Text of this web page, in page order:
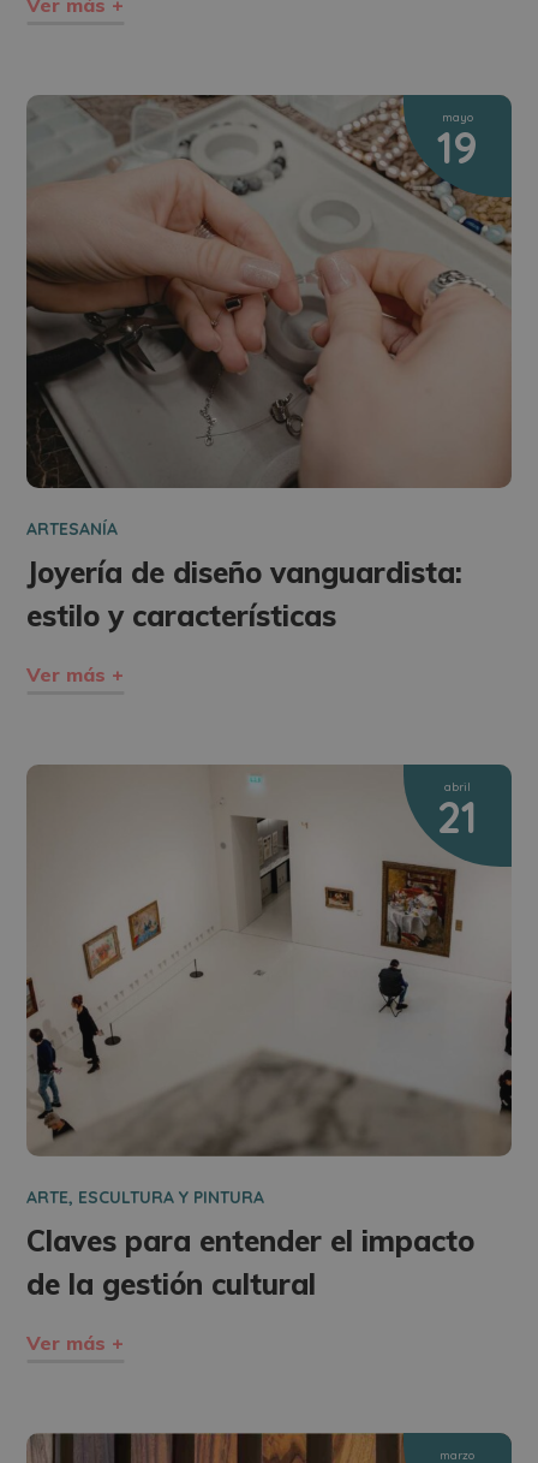
Ver más +
mayo
19
ARTESANÍA
Joyería de diseño vanguardista:
estilo y características
Ver más +
abril
21
ARTE, ESCULTURA Y PINTURA
Claves para entender el impacto
de la gestión cultural
Ver más +
marzo